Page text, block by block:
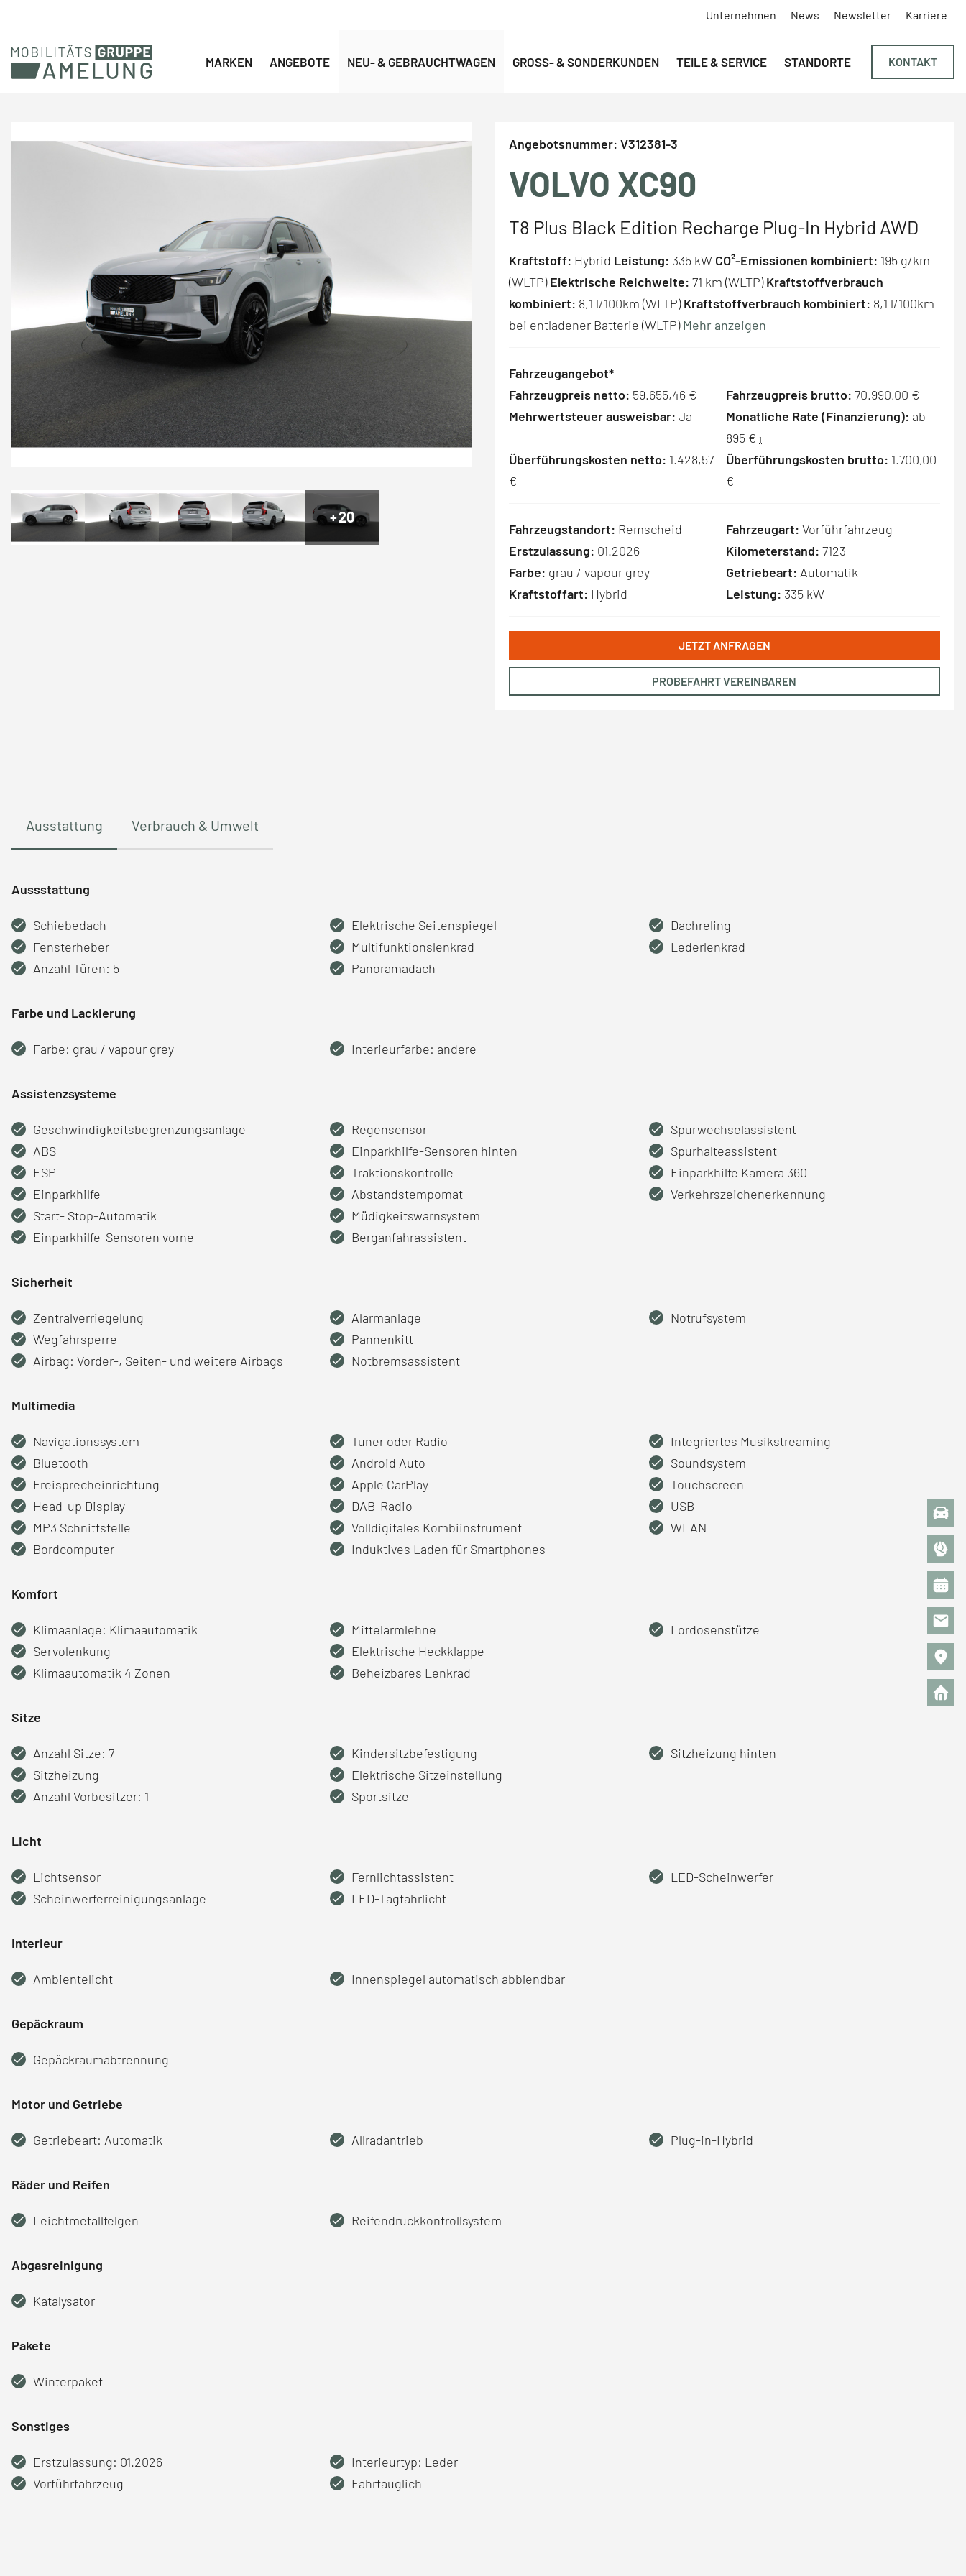
Navigation überspringen
Unternehmen News Newsletter Karriere
MARKEN
ANGEBOTE NEU- & GEBRAUCHTWAGEN GROSS- & SONDERKUNDEN TEILE & SERVICE STANDORTE KONTAKT
+20
Angebotsnummer: V312381-3
VOLVO XC90
T8 Plus Black Edition Recharge Plug-In Hybrid AWD
Kraftstoff: Hybrid Leistung: 335 kW CO²-Emissionen kombiniert: 195 g/km
(WLTP)Elektrische Reichweite: 71 km (WLTP)Kraftstoffverbrauch
kombiniert: 8,1 l/100km (WLTP)Kraftstoffverbrauch kombiniert: 8,1 l/100km
bei entladener Batterie (WLTP) Mehr anzeigen
Fahrzeugangebot*
Fahrzeugpreis netto: 59.655,46 € Fahrzeugpreis brutto: 70.990,00 €
Mehrwertsteuer ausweisbar: Ja Monatliche Rate (Finanzierung): ab
895 € 1
Überführungskosten netto: 1.428,57
€
Überführungskosten brutto: 1.700,00
€
Fahrzeugstandort: Remscheid Fahrzeugart: Vorführfahrzeug
Erstzulassung: 01.2026 Kilometerstand: 7123
Farbe: grau / vapour grey Getriebeart: Automatik
Kraftstoffart: Hybrid Leistung: 335 kW
JETZT ANFRAGEN
PROBEFAHRT VEREINBAREN
Ausstattung Verbrauch & Umwelt
Aussstattung
Schiebedach
Fensterheber
Anzahl Türen: 5
Elektrische Seitenspiegel
Multifunktionslenkrad
Panoramadach
Dachreling
Lederlenkrad
Farbe und Lackierung
Farbe: grau / vapour grey Interieurfarbe: andere
Assistenzsysteme
Geschwindigkeitsbegrenzungsanlage
ABS
ESP
Einparkhilfe
Start- Stop-Automatik
Einparkhilfe-Sensoren vorne
Regensensor
Einparkhilfe-Sensoren hinten
Traktionskontrolle
Abstandstempomat
Müdigkeitswarnsystem
Berganfahrassistent
Spurwechselassistent
Spurhalteassistent
Einparkhilfe Kamera 360
Verkehrszeichenerkennung
Sicherheit
Zentralverriegelung
Wegfahrsperre
Airbag: Vorder-, Seiten- und weitere Airbags
Alarmanlage
Pannenkitt
Notbremsassistent
Notrufsystem
Multimedia
Navigationssystem
Bluetooth
Freisprecheinrichtung
Head-up Display
MP3 Schnittstelle
Bordcomputer
Tuner oder Radio
Android Auto
Apple CarPlay
DAB-Radio
Volldigitales Kombiinstrument
Induktives Laden für Smartphones
Integriertes Musikstreaming
Soundsystem
Touchscreen
USB
WLAN
Komfort
Klimaanlage: Klimaautomatik
Servolenkung
Klimaautomatik 4 Zonen
Mittelarmlehne
Elektrische Heckklappe
Beheizbares Lenkrad
Lordosenstütze
Sitze
Anzahl Sitze: 7
Sitzheizung
Anzahl Vorbesitzer: 1
Kindersitzbefestigung
Elektrische Sitzeinstellung
Sportsitze
Sitzheizung hinten
Licht
Lichtsensor
Scheinwerferreinigungsanlage
Fernlichtassistent
LED-Tagfahrlicht
LED-Scheinwerfer
Interieur
Ambientelicht Innenspiegel automatisch abblendbar
Gepäckraum
Gepäckraumabtrennung
Motor und Getriebe
Getriebeart: Automatik Allradantrieb Plug-in-Hybrid
Räder und Reifen
Leichtmetallfelgen Reifendruckkontrollsystem
Abgasreinigung
Katalysator
Pakete
Winterpaket
Sonstiges
Erstzulassung: 01.2026
Vorführfahrzeug
Interieurtyp: Leder
Fahrtauglich